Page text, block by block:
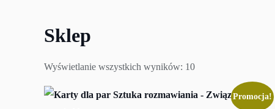
Sklep
Wyświetlanie wszystkich wyników: 10
popularności
Promocja!